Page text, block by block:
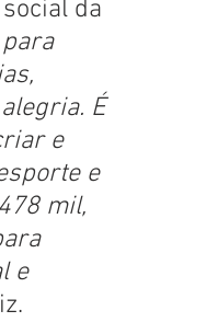
da
É
e
e
mil,
e